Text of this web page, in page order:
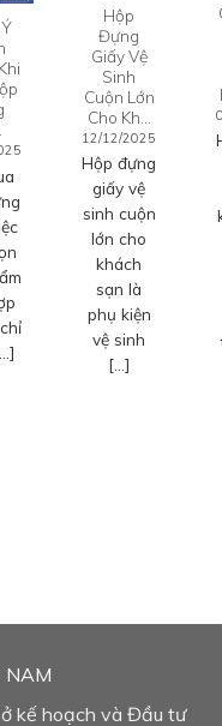
Hộp
Đựng
Giấy Vệ
Sinh
Cuộn Lớn
Cho Kh…
12/12/2025
Hộp đựng
giấy vệ
sinh cuộn
lớn cho
khách
sạn là
phụ kiện
vệ sinh
[…]
NAM
kế hoạch và Đầu tư